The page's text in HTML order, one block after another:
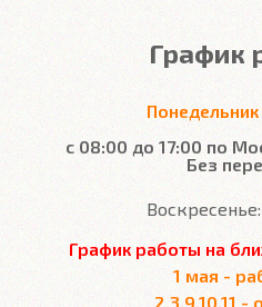
График
с 08:00 до 17:00 по
Без
Воскресенье:
График работы на
1 мая -
2,3,9,10,11 -